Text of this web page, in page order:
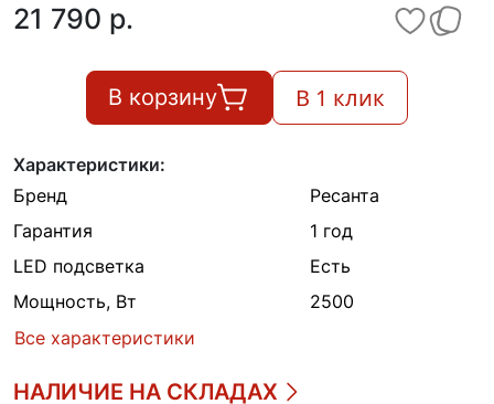
21 790 p.
В корзину В 1 клик
Характеристики:
Бренд
Ресанта
Гарантия
1 год
LED подсветка
Есть
Мощность, Вт
2500
Все характеристики
НАЛИЧИЕ НА СКЛАДАХ